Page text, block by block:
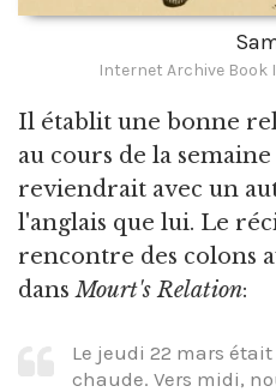
Internet Archive Book
Il établit une bonne
au cours de la
reviendrait avec un
l'anglais que lui. Le
rencontre des colons
dansMourt's Relation:
Le jeudi 22 mars
chaude. Vers midi,